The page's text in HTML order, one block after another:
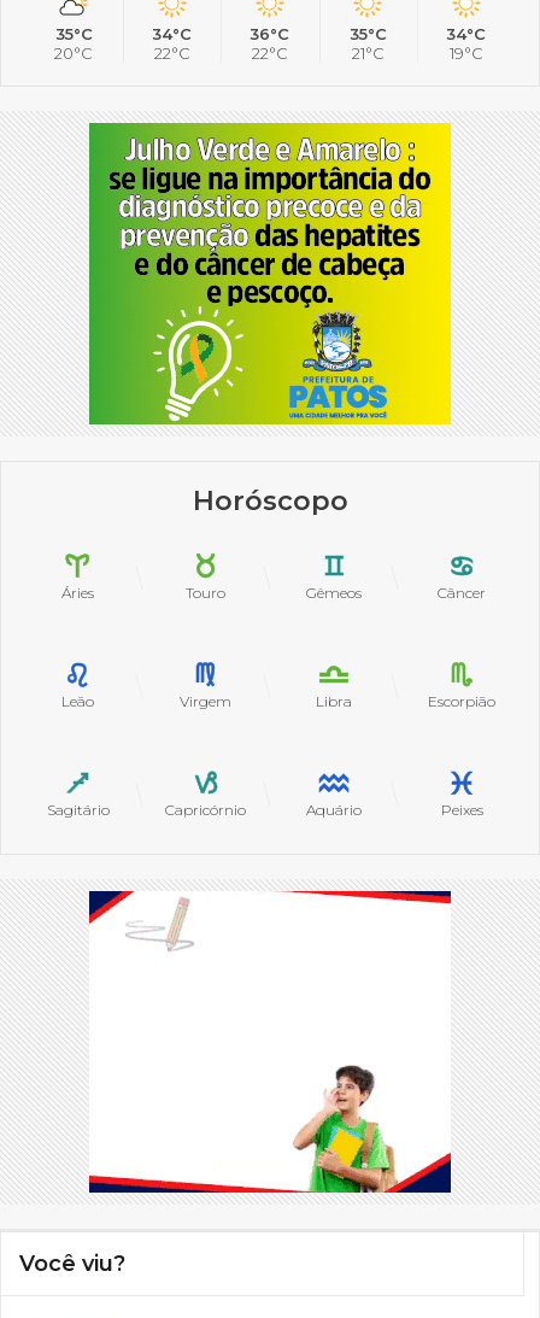
35°C
20°C
34°C
22°C
36°C
22°C
35°C
21°C
34°C
19°C
Horóscopo
Áries Touro Gêmeos Câncer
Leão Virgem Libra Escorpião
Sagitário Capricórnio Aquário Peixes
Você viu?